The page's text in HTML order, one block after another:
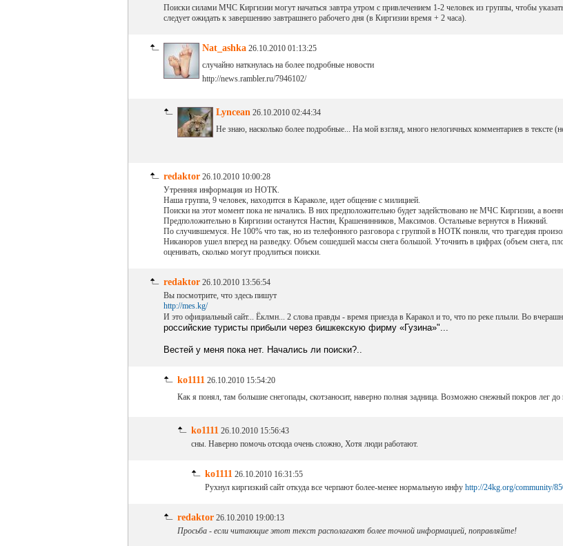
Поиски силами МЧС Киргизии могут начаться завтра утром с привлечением 1-2 человек из группы, чтобы
следует ожидать к завершению завтрашнего рабочего дня (в Киргизии время + 2 часа).
Nat_ashka 26.10.2010 01:13:25
случайно наткнулась на более подробные новости
http://news.rambler.ru/7946102/
Lyncean 26.10.2010 02:44:34
Не знаю, насколько более подробные... На мой взгляд, много нелогичных комментариев в тексте
redaktor 26.10.2010 10:00:28
Утренняя информация из НОТК.
Наша группа, 9 человек, находится в Караколе, идет общение с милицией.
Поиски на этот момент пока не начались. В них предположительно будет задействовано не МЧС Киргизии, а
Предположительно в Киргизии останутся Настин, Крашенинников, Максимов. Остальные вернутся в Нижний.
По случившемуся. Не 100% что так, но из телефонного разговора с группой в НОТК поняли, что трагедия
Никаноров ушел вперед на разведку. Объем сошедшей массы снега большой. Уточнить в цифрах (объем снега,
оценивать, сколько могут продлиться поиски.
redaktor 26.10.2010 13:56:54
Вы посмотрите, что здесь пишут
http://mes.kg/
И это официальный сайт... Ёклмн... 2 слова правды - время приезда в Каракол и то, что по реке плыли. Во
российские туристы прибыли через бишкекскую фирму «Гузина»"...
Вестей у меня пока нет. Начались ли поиски?..
ko1111 26.10.2010 15:54:20
Как я понял, там большие снегопады, скотзаносит, наверно полная задница. Возможно снежный покров лег до
ko1111 26.10.2010 15:56:43
сны. Наверно помочь отсюда очень сложно, Хотя люди работают.
ko1111 26.10.2010 16:31:55
Рухнул киргизкий сайт откуда все черпают более-менее нормальную инфу http://24kg.org/community/
redaktor 26.10.2010 19:00:13
Просьба - если читающие этот текст располагают более точной информацией, поправляйте!